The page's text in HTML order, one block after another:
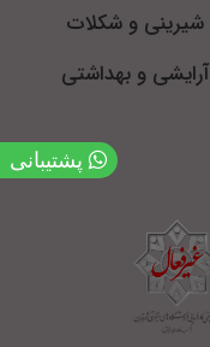
شیرینی و شکلات
آرایشی و بهداشتی
پشتیبانی